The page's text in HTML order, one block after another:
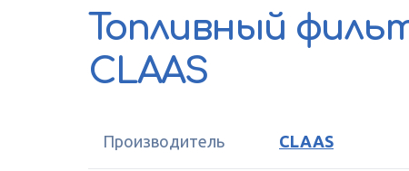
Топливный
CLAAS
Производитель CLAAS